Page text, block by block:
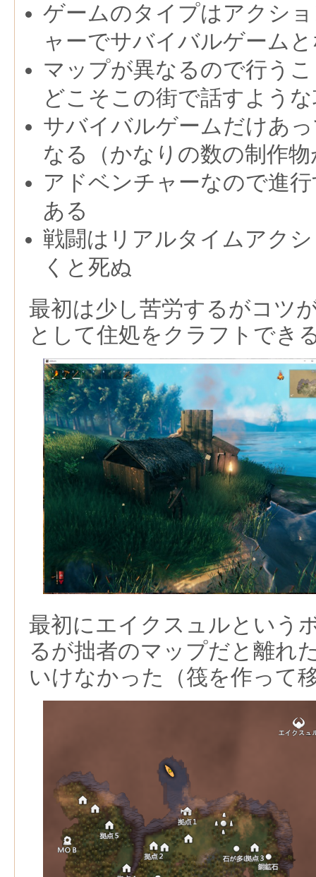
ゲームのタイプはアクシ
ャーでサバイバルゲーム
マップが異なるので行う
どこそこの街で話すよう
サバイバルゲームだけあ
なる（かなりの数の制作
アドベンチャーなので進
ある
戦闘はリアルタイムアク
くと死ぬ
最初は少し苦労するがコツ
として住処をクラフトでき
最初にエイクスュルという
るが拙者のマップだと離れ
いけなかった（筏を作って